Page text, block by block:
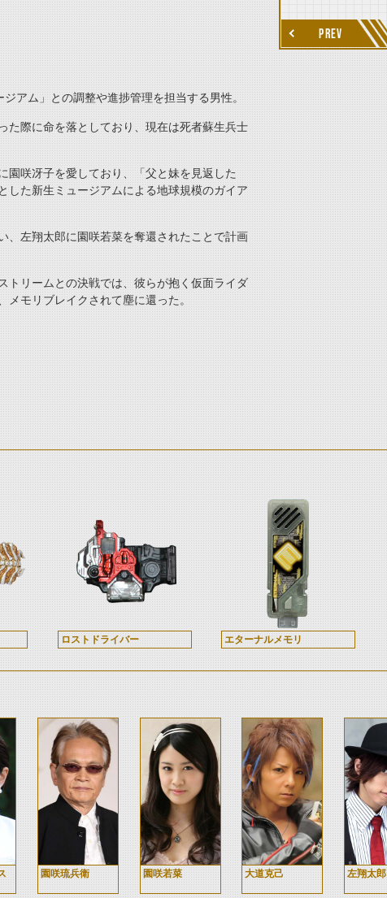
アム」との調整や進捗管理を担当する男性。
た際に命を落としており、現在は死者蘇生兵士
園咲冴子を愛しており、「父と妹を見返した
した新生ミュージアムによる地球規模のガイア
、左翔太郎に園咲若菜を奪還されたことで計画
トリームとの決戦では、彼らが抱く仮面ライダ
モリブレイクされて塵に還った。
PREV
ロストドライバー エターナルメモリ
園咲琉兵衛 園咲若菜 大道克己 左翔太郎